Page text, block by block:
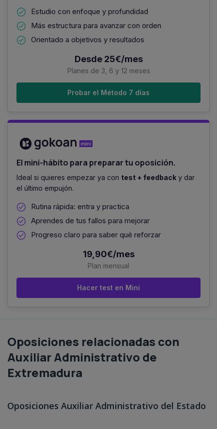
Estudio con enfoque y profundidad
Más estructura para avanzar con orden
Orientado a objetivos y resultados
Desde 25€/mes
Planes de 3, 6 y 12 meses
Probar el Método 7 días
El mini-hábito para preparar tu oposición.
Ideal si quieres empezar ya con test + feedback y dar
el último empujón.
Rutina rápida: entra y practica
Aprendes de tus fallos para mejorar
Progreso claro para saber qué reforzar
19,90€/mes
Plan mensual
Hacer test en Mini
Oposiciones relacionadas con
Auxiliar Administrativo de
Extremadura
Oposiciones Auxiliar Administrativo del Estado